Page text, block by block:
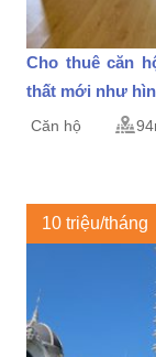
Cho thuê căn
thất mới như
Căn hộ
10 triệu/tháng